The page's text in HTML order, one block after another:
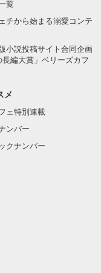
覧
チから始まる溺愛コンテ
小説投稿サイト合同企画
長編大賞」ベリーズカフ
メ
ェ特別連載
ンバー
クナンバー